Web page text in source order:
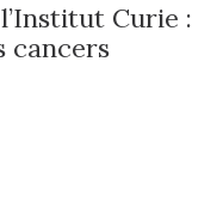
Curie :
cancers